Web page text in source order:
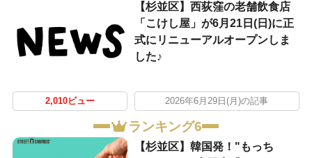
【杉並区】西荻窪の老舗飲食店
「こけし屋」が6月21日(日)に正
式にリニューアルオープンしま
した♪
2,010ビュー 2026年6月29日(月)の記事
ランキング6
【杉並区】韓国発！"もっち